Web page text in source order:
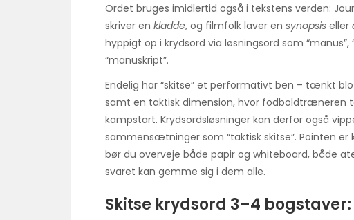
Ordet bruges imidlertid også i tekstens verden:
skriver en kladde, og filmfolk laver en synopsis eller
hyppigt op i krydsord via løsningsord som
“manuskript”.
Endelig har “skitse” et performativt ben – tænkt
samt en taktisk dimension, hvor fodboldtræneren
kampstart. Krydsordsløsninger kan derfor også
sammensætninger som “taktisk skitse”. Pointen er
bør du overveje både papir og whiteboard, både
svaret kan gemme sig i dem alle.
Skitse krydsord 3–4